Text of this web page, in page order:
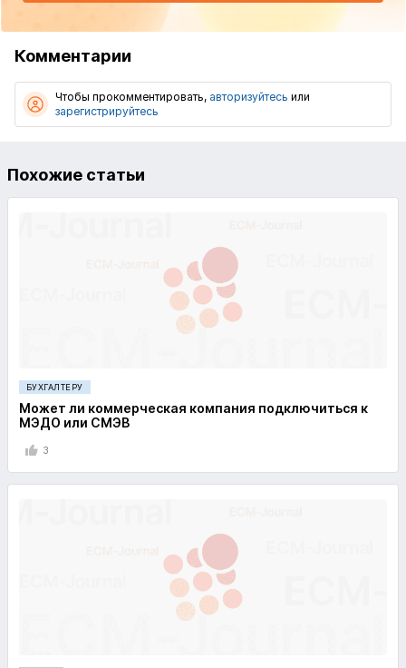
Комментарии
Чтобы прокомментировать, авторизуйтесь или
зарегистрируйтесь
Похожие статьи
БУХГАЛТЕРУ
Может ли коммерческая компания подключиться к
МЭДО или СМЭВ
3